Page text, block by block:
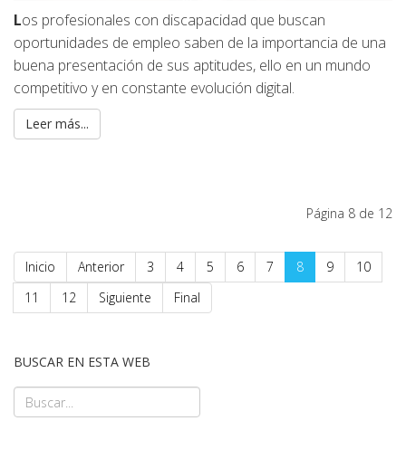
Los profesionales con discapacidad que buscan
oportunidades de empleo saben de la importancia de una
buena presentación de sus aptitudes, ello en un mundo
competitivo y en constante evolución digital.
Leer más...
Página 8 de 12
Inicio Anterior 3 4 5 6 7 8 9
10
11
12 Siguiente Final
BUSCAR EN ESTA WEB